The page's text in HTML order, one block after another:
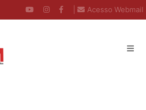
Acesso Webmail